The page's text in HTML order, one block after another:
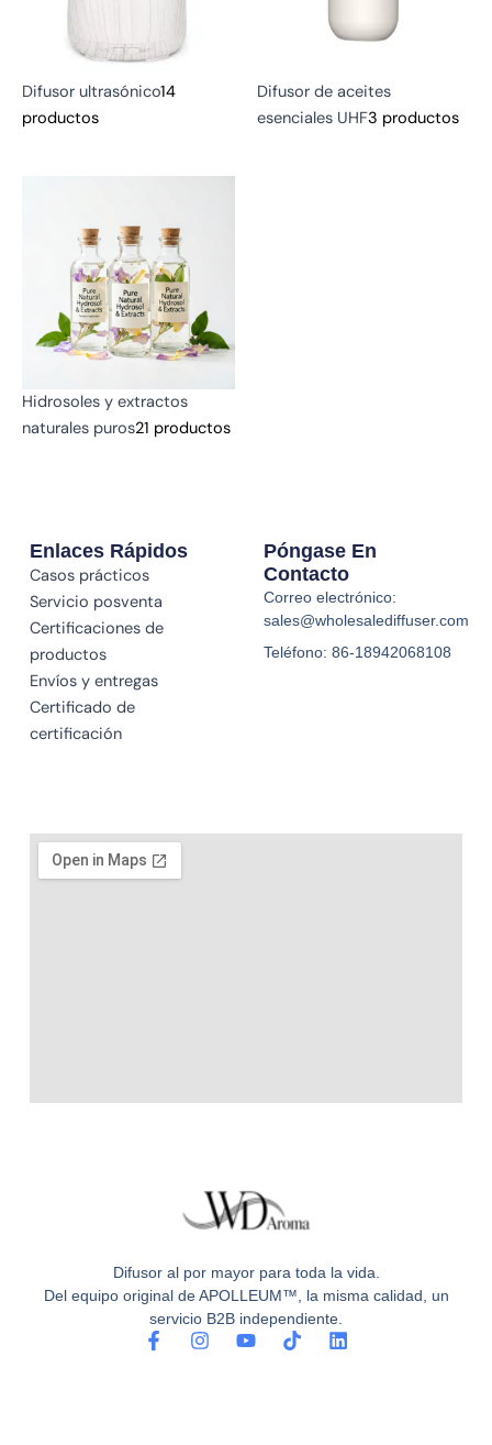
Difusor ultrasónico14
productos
Difusor de aceites
esenciales UHF3 productos
Hidrosoles y extractos
naturales puros21 productos
Difusor al por mayor para toda la vida.
Del equipo original de APOLLEUM™, la misma calidad, un
servicio B2B independiente.
F
a
I Y T
i
L
Enlaces Rápidos
Casos prácticos
Servicio posventa
Certificaciones de
productos
Envíos y entregas
Certificado de
certificación
Póngase En
Contacto
Correo electrónico:
sales@wholesalediffuser.com
Teléfono: 86-18942068108